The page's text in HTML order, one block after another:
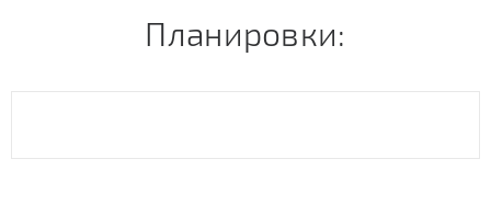
Планировки: